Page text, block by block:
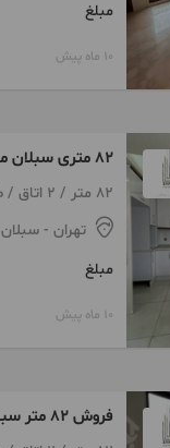
مبلغ
10 ماه پیش
82 متری سبلان مدنی
82 متر / 2 اتاق / طبقه 8
تهران - سبلان
مبلغ
10 ماه پیش
فروش 82 متر سبلان